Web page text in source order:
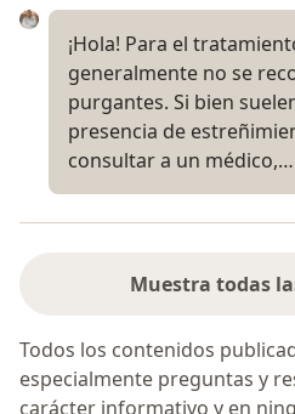
¡Hola! Para el
generalmente no se
purgantes. Si bien
presencia de
consultar a un médico,…
Muestra todas
Todos los contenidos
especialmente preguntas y
carácter informativo y en